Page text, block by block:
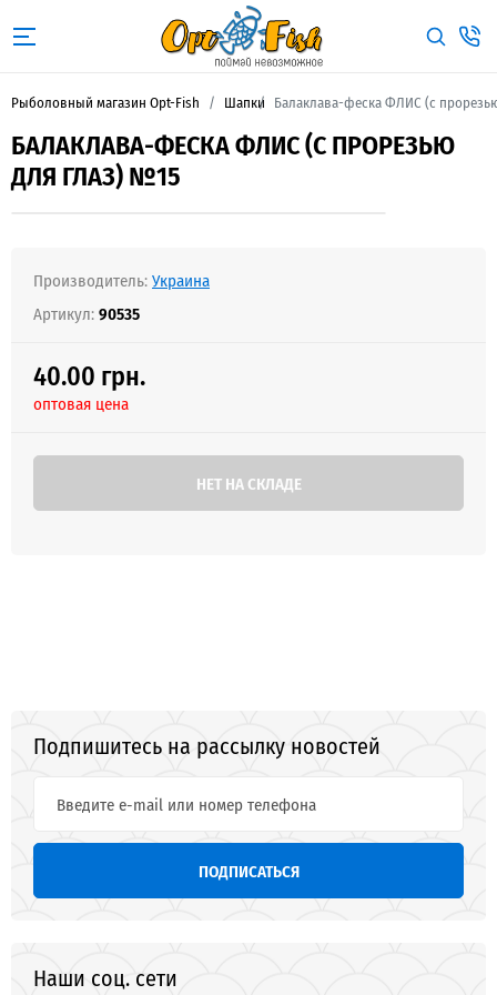
Рыболовный магазин Opt-Fish Шапки Балаклава-феска ФЛИС (с
БАЛАКЛАВА-ФЕСКА ФЛИС (С ПРОРЕЗЬЮ
ДЛЯ ГЛАЗ) №15
Производитель:Украина
Артикул:90535
40.00 грн.
оптовая цена
НЕТ НА СКЛАДЕ
Подпишитесь на рассылку новостей
ПОДПИСАТЬСЯ
Наши соц. сети